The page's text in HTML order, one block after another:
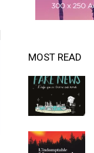
MOST READ